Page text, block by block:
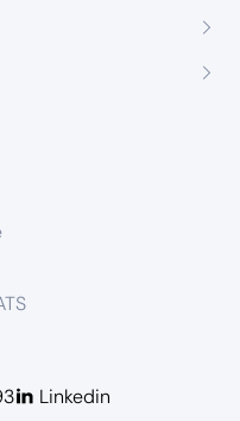
Linkedin